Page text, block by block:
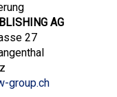
AG
27
group.ch